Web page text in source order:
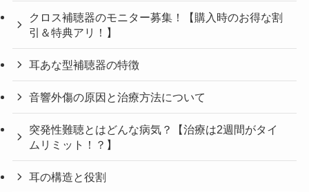
クロス補聴器のモニター募集！【購入時のお得な割
引＆特典アリ！】
耳あな型補聴器の特徴
音響外傷の原因と治療方法について
突発性難聴とはどんな病気？【治療は2週間がタイ
ムリミット！？】
耳の構造と役割